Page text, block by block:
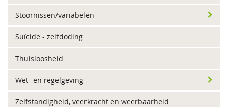
Stoornissen/variabelen
Suïcide - zelfdoding
Thuisloosheid
Wet- en regelgeving
Zelfstandigheid, veerkracht en weerbaarheid